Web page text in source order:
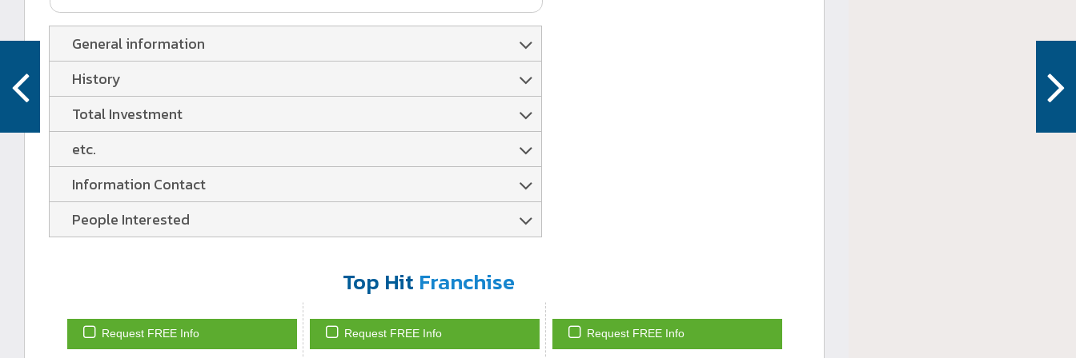
General information
History
Total Investment
etc.
Information Contact
People Interested
Top Hit Franchise
Request FREE Info Request FREE Info Request FREE Info